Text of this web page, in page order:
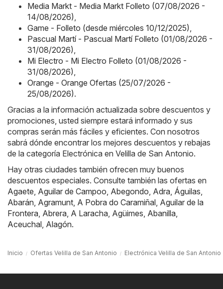
Media Markt - Media Markt Folleto (07/08/2026 -
14/08/2026)
Game - Folleto (desde miércoles 10/12/2025)
Pascual Martí - Pascual Martí Folleto (01/08/2026 -
31/08/2026)
Mi Electro - Mi Electro Folleto (01/08/2026 -
31/08/2026)
Orange - Orange Ofertas (25/07/2026 -
25/08/2026).
Gracias a la información actualizada sobre descuentos y
promociones, usted siempre estará informado y sus
compras serán más fáciles y eficientes. Con nosotros
sabrá dónde encontrar los mejores descuentos y rebajas
de la categoría Electrónica en Velilla de San Antonio.
Hay otras ciudades también ofrecen muy buenos
descuentos especiales. Consulte también las ofertas en
Agaete Aguilar de Campoo Abegondo Adra Águilas
Abarán Agramunt A Pobra do Caramiñal Aguilar de la
Frontera Abrera A Laracha Agüimes Abanilla
Aceuchal Alagón.
Inicio Ofertas Velilla de San Antonio Electrónica Velilla de San Antonio